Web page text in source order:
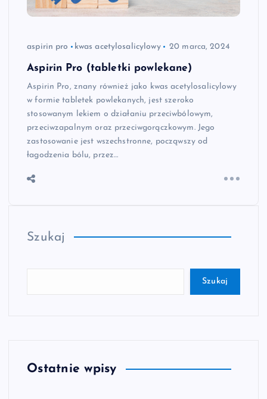
aspirin pro kwas acetylosalicylowy 20 marca, 2024
Aspirin Pro (tabletki powlekane)
Aspirin Pro, znany również jako kwas acetylosalicylowy
w formie tabletek powlekanych, jest szeroko
stosowanym lekiem o działaniu przeciwbólowym,
przeciwzapalnym oraz przeciwgorączkowym. Jego
zastosowanie jest wszechstronne, począwszy od
łagodzenia bólu, przez…
Szukaj
Szukaj
Ostatnie wpisy